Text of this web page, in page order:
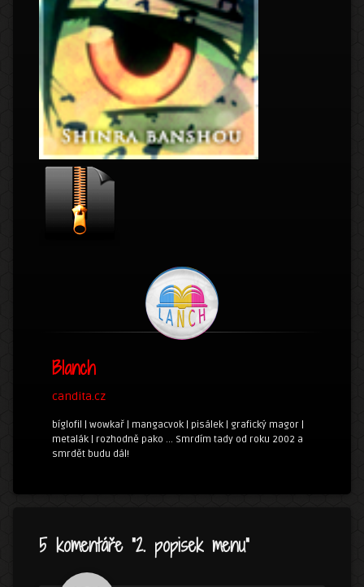
Blanch
candita.cz
bíglofil | wowkař | mangacvok | pisálek | grafický magor |
metalák | rozhodně pako ... Smrdím tady od roku 2002 a
smrdět budu dál!
5 komentáře “2. popisek menu”